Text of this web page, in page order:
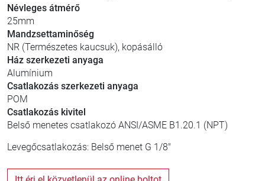
Névleges átmérő
25mm
Mandzsettaminőség
NR (Természetes kaucsuk), kopásálló
Ház szerkezeti anyaga
Alumínium
Csatlakozás szerkezeti anyaga
POM
Csatlakozás kivitel
Belső menetes csatlakozó ANSI/ASME B1.20.1 (NPT)
Levegőcsatlakozás: Belső menet G 1/8"